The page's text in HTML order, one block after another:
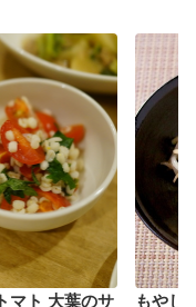
マト 大葉のサ
もやし